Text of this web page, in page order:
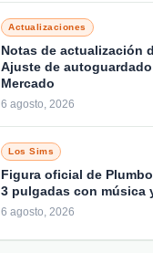
Actualizaciones
Notas de actualización
Ajuste de
Mercado
6 agosto, 2026
Los Sims
Figura oficial de
3 pulgadas con música
6 agosto, 2026